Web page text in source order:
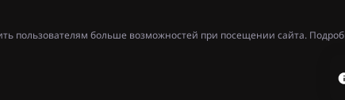
пользователям больше возможностей при посещении сайта.